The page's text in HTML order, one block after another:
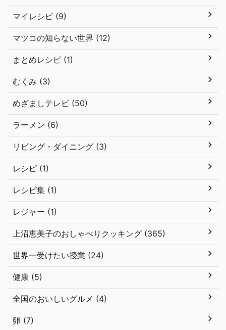
マイレシピ (9)
マツコの知らない世界 (12)
まとめレシピ (1)
むくみ (3)
めざましテレビ (50)
ラーメン (6)
リビング・ダイニング (3)
レシピ (1)
レシピ集 (1)
レジャー (1)
上沼恵美子のおしゃべりクッキング (365)
世界一受けたい授業 (24)
健康 (5)
全国のおいしいグルメ (4)
卵 (7)